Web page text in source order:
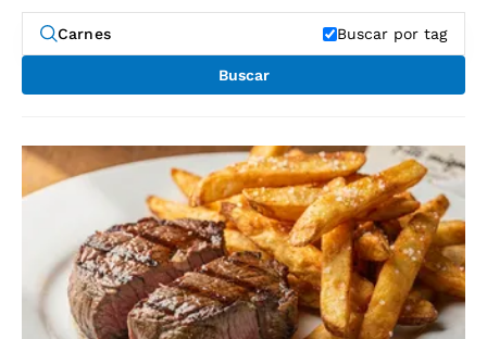
Buscar por tag
Buscar